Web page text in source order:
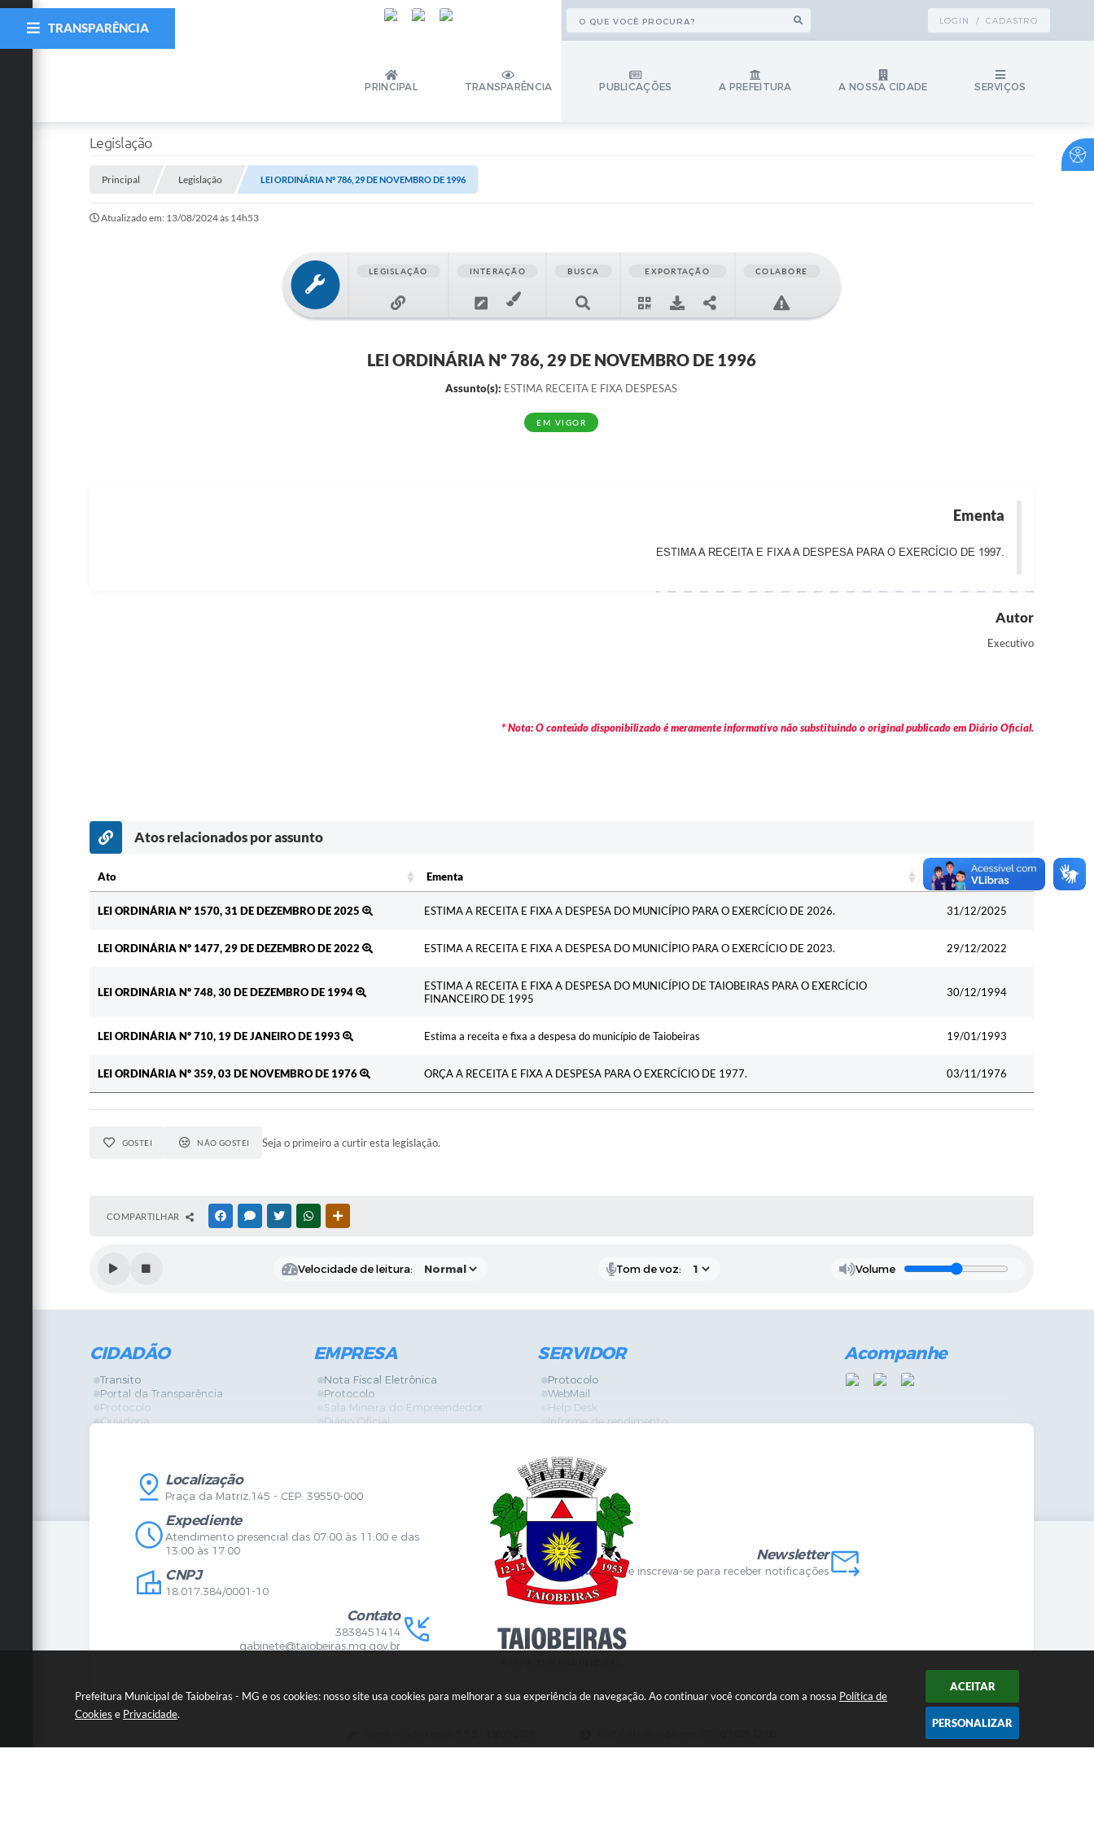
Prefeitura Municipal de Taiobeiras - MG e os cookies: nosso site usa cookies para melhorar a sua experiência de navegação. Ao continuar você concorda com a nossa Política de
Cookies e Privacidade.
ACEITAR
PERSONALIZAR
LOGIN / CADASTRO
PRINCIPAL TRANSPARÊNCIA PUBLICAÇÕES A PREFEITURA A NOSSA CIDADE SERVIÇOS
TRANSPARÊNCIA
Legislação
Principal Legislação LEI ORDINÁRIA Nº 786, 29 DE NOVEMBRO DE 1996
Atualizado em: 13/08/2024 às 14h53
LEGISLAÇÃO INTERAÇÃO BUSCA EXPORTAÇÃO COLABORE
LEI ORDINÁRIA Nº 786, 29 DE NOVEMBRO DE 1996
Assunto(s): ESTIMA RECEITA E FIXA DESPESAS
EM VIGOR
Ementa
ESTIMA A RECEITA E FIXA A DESPESA PARA O EXERCÍCIO DE 1997.
Autor
Executivo
* Nota: O conteúdo disponibilizado é meramente informativo não substituindo o original publicado em Diário Oficial.
Atos relacionados por assunto
Ato Ementa
Data
LEI ORDINÁRIA Nº 1570, 31 DE DEZEMBRO DE 2025
ESTIMA A RECEITA E FIXA A DESPESA DO MUNICÍPIO PARA O EXERCÍCIO DE 2026. 31/12/2025
LEI ORDINÁRIA Nº 1477, 29 DE DEZEMBRO DE 2022 ESTIMA A RECEITA E FIXA A DESPESA DO MUNICÍPIO PARA O EXERCÍCIO DE 2023. 29/12/2022
LEI ORDINÁRIA Nº 748, 30 DE DEZEMBRO DE 1994
ESTIMA A RECEITA E FIXA A DESPESA DO MUNICÍPIO DE TAIOBEIRAS PARA O EXERCÍCIO
FINANCEIRO DE 1995
30/12/1994
LEI ORDINÁRIA Nº 710, 19 DE JANEIRO DE 1993 Estima a receita e fixa a despesa do município de Taiobeiras 19/01/1993
LEI ORDINÁRIA Nº 359, 03 DE NOVEMBRO DE 1976 ORÇA A RECEITA E FIXA A DESPESA PARA O EXERCÍCIO DE 1977. 03/11/1976
GOSTEI NÃO GOSTEI Seja o primeiro a curtir esta legislação.
COMPARTILHAR FACEBOOKMESSENGER
TWITTERWHATSAPP
Velocidade de leitura: Tom de voz: Volume
CIDADÃO
Transito
Portal da Transparência
Protocolo
Ouvidoria
Legislação
Diário Oficial
Mapa do Site
Certidões
Agenda de Eventos
Concursos
Telefones Úteis
EMPRESA
Nota Fiscal Eletrônica
Protocolo
Sala Mineira do Empreendedor
Diário Oficial
Serviços Online
Vigilância Sanitária
SERVIDOR
Protocolo
WebMail
Help Desk
Informe de rendimento
GPI
Diário Oficial
Fale com RH
SGDI - Sistema de Gerência de Demandas Internas
Concurso Público e Processo Seletivo
Portal da Atenção Primaria
Acompanhe
Localização
Praça da Matriz,145 - CEP: 39550-000
Expediente
Atendimento presencial das 07:00 às 11:00 e das
13:00 às 17:00
CNPJ
18.017.384/0001-10
Contato
3838451414
gabinete@taiobeiras.mg.gov.br
Newsletter
Clique aquie inscreva-se para receber notificações